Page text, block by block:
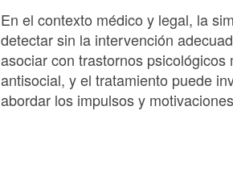
En el contexto médico y legal, la
detectar sin la intervención
asociar con trastornos
antisocial, y el tratamiento puede
abordar los impulsos y